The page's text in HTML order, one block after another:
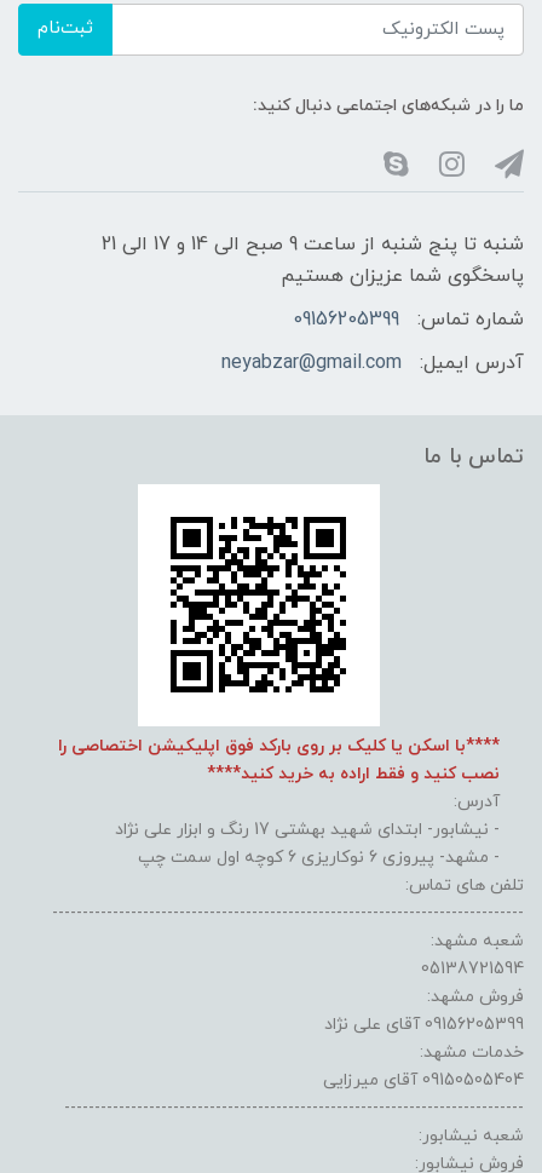
ثبت‌نام
ما را در شبکه‌های اجتماعی دنبال کنید:
شنبه تا پنج شنبه از ساعت 9 صبح الی 14 و 17 الی 21
پاسخگوی شما عزیزان هستیم
شماره تماس:
09156205399
آدرس ایمیل:
neyabzar@gmail.com
تماس با ما
****با اسکن یا کلیک بر روی بارکد فوق اپلیکیشن اختصاصی را
نصب کنید و فقط اراده به خرید کنید****
آدرس:
- نیشابور- ابتدای شهید بهشتی 17 رنگ و ابزار علی نژاد
- مشهد- پیروزی 6 نوکاریزی 6 کوچه اول سمت چپ
تلفن های تماس:
------------------------------------------------------------------------------
شعبه مشهد:
05138721594
فروش مشهد:
09156205399 آقای علی نژاد
خدمات مشهد:
09150505404 آقای میرزایی
----------------------------------------------------------------------------
شعبه نیشابور:
فروش نیشابور: